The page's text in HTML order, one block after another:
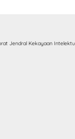
Jendral Kekayaan